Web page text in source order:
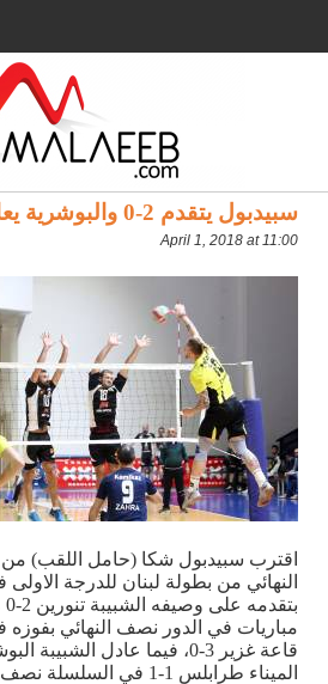
سبيدبول يتقدم 2-0 والبوشرية يعادل الزهراء 1-1
April 1, 2018 at 11:00
اقترب سبيدبول شكا (حامل اللقب) من
مباريات في الدور نصف النهائي بفوزه
قاعة غزير 3-0، فيما عادل
الميناء طرابلس 1-1 في